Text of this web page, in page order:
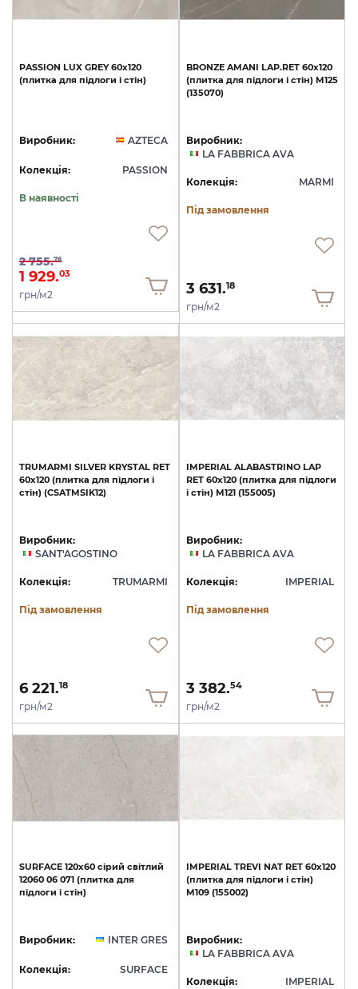
PASSION LUX GREY 60x120
(плитка для підлоги і стін)
Виробник: AZTECA
Колекція: PASSION
В наявності
2 755.76
1 929.03
грн/м2
BRONZE AMANI LAP.RET 60х120
(плитка для підлоги і стін) M125
(135070)
Виробник:
LA FABBRICA AVA
Колекція: MARMI
Під замовлення
3 631.18
грн/м2
TRUMARMI SILVER KRYSTAL RET
60x120 (плитка для підлоги і
стін) (CSATMSIK12)
Виробник:
SANT'AGOSTINO
Колекція: TRUMARMI
Під замовлення
6 221.18
грн/м2
IMPERIAL ALABASTRINO LAP
RET 60х120 (плитка для підлоги
і стін) M121 (155005)
Виробник:
LA FABBRICA AVA
Колекція: IMPERIAL
Під замовлення
3 382.54
грн/м2
SURFACE 120х60 сірий світлий
12060 06 071 (плитка для
підлоги і стін)
Виробник: INTER GRES
Колекція: SURFACE
IMPERIAL TREVI NAT RET 60х120
(плитка для підлоги і стін)
M109 (155002)
Виробник:
LA FABBRICA AVA
Колекція: IMPERIAL